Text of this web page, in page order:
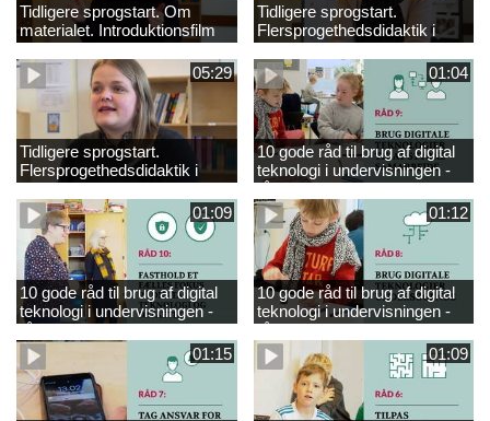
Tidligere sprogstart. Om
materialet. Introduktionsfilm
Tidligere sprogstart.
Flersprogethedsdidaktik i
fransk og tysk
05:29
Tidligere sprogstart.
Flersprogethedsdidaktik i
engelsk
01:04
10 gode råd til brug af digital
teknologi i undervisningen -
råd 9
01:09
10 gode råd til brug af digital
teknologi i undervisningen -
råd 10
01:12
10 gode råd til brug af digital
teknologi i undervisningen -
råd 8
01:15
01:09